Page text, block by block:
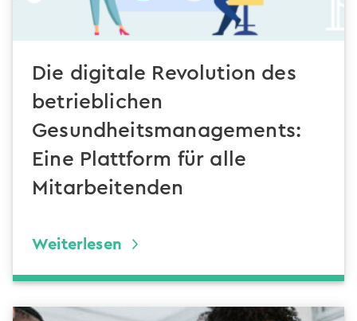
Die digitale Revolution des
betrieblichen
Gesundheitsmanagements:
Eine Plattform für alle
Mitarbeitenden
Weiterlesen